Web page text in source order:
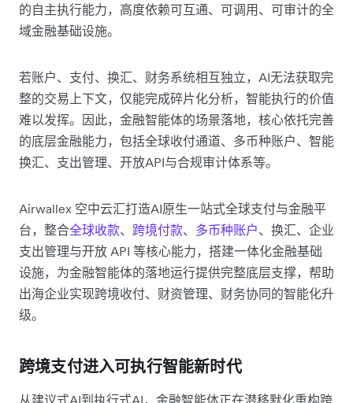
的自主执行能力，高度依赖可互通、可调用、可审计的全
域金融基础设施。
若账户、支付、换汇、财务系统相互独立，AI无法获取完
整的交易上下文，仅能完成碎片化分析，智能执行的价值
难以发挥。因此，金融智能体的场景落地，核心依托完善
的底层金融能力，包括全球收付通道、多币种账户、智能
换汇、支出管理、开放API与合规审计体系等。
Airwallex 空中云汇打造AI原生一站式全球支付与金融平
台，整合全球收款、 跨境付款、 多币种账户、换汇、企业
支出管理与开放 API 等核心能力，搭建一体化金融基础
设施，为金融智能体的落地运行提供完整底层支撑，帮助
出海企业实现跨境收付、财资管理、财务协同的智能化升
级。
跨境支付进入可执行智能新时代
从建议式AI到执行式AI，金融智能体正在潜移默化重构跨